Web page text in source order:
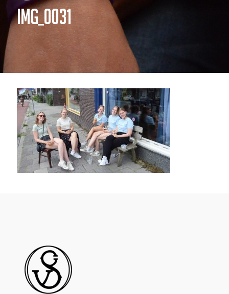
IMG_0031